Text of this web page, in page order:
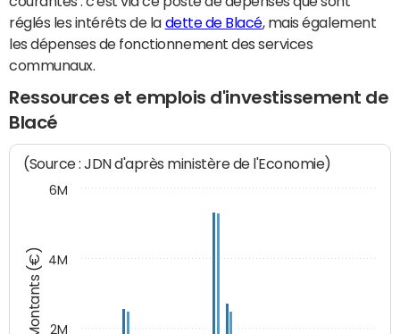
réglés les intérêts de la dette de Blacé, mais également
les dépenses de fonctionnement des services
communaux.
Ressources et emplois d'investissement de
Blacé
Montants (€)
(Source : JDN d'après ministère de l'Economie)
2M
4M
6M